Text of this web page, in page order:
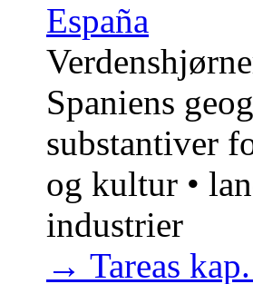
España
Spaniens
substantiver
og kultur •
industrier
→ Tareas